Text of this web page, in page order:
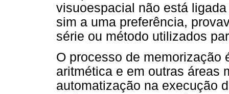
visuoespacial não está
sim a uma preferência,
série ou método utilizados
O processo de memorização
aritmética e em outras áreas
automatização na execução